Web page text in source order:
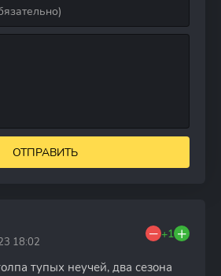
ОТПРАВИТЬ
18:02
+1
тупых неучей, два сезона